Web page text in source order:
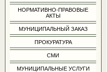
НОРМАТИВНО-ПРАВОВЫЕ
АКТЫ
МУНИЦИПАЛЬНЫЙ ЗАКАЗ
ПРОКУРАТУРА
СМИ
МУНИЦИПАЛЬНЫЕ УСЛУГИ